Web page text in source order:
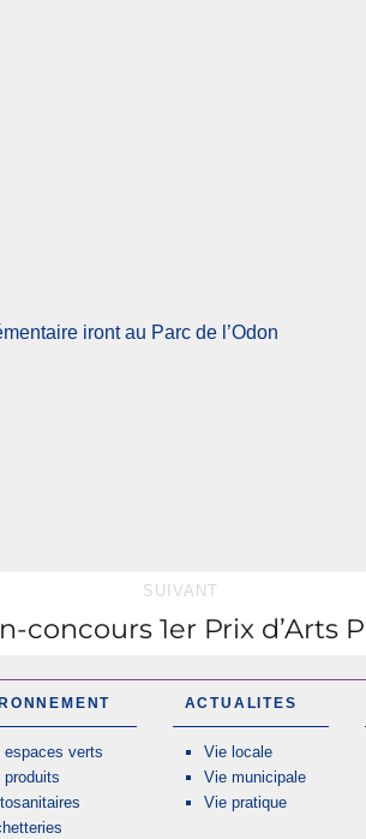
iront au Parc de l’Odon
SUIVANT
concours 1er Prix d’Arts
espaces verts
produits
ACTUALITES
Vie locale
Vie municipale
Vie pratique